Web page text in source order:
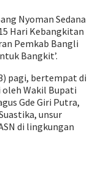
Nyoman Sedana
Hari Kebangkitan
Pemkab Bangli
Bangkit’.
pagi, bertempat di
Wakil Bupati
Gde Giri Putra,
unsur
di lingkungan